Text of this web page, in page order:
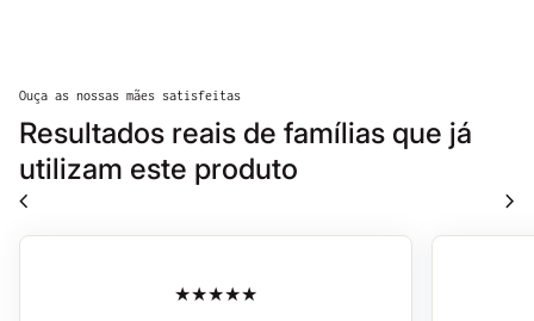
Ouça as nossas mães satisfeitas
Resultados reais de famílias que já
utilizam este produto
chevron_left chevron_right